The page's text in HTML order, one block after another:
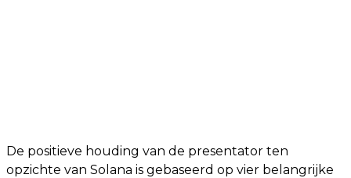
De positieve houding van de presentator ten
opzichte van Solana is gebaseerd op vier belangrijke